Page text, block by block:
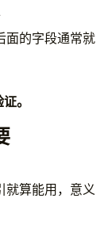
面的字段通常就
。
就算能用，意义